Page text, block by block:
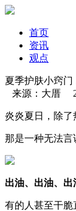
首页
资讯
观点
夏季护肤小窍门
来源：大厝
炎炎夏日，除
那是一种无法言
出油、出油、出
有的人甚至干脆